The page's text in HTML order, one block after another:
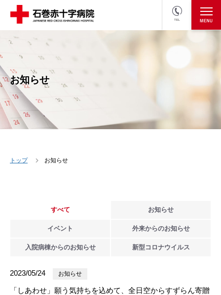
TEL
医療関係者の方
お知らせ
トップ お知らせ
すべて お知らせ
イベント 外来からのお知らせ
入院病棟からのお知らせ 新型 コロナウイルス
2023/05/24 お知らせ
「しあわせ」願う気持ちを込めて、全日空からすずらん寄贈